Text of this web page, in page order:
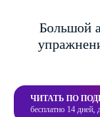
Большой
ЧИТАТЬ ПО
бесплатно 14 дней,